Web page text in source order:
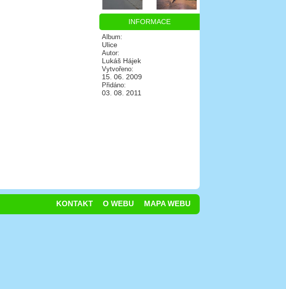
INFORMACE
Album:
Ulice
Autor:
Lukáš Hájek
Vytvořeno:
15. 06. 2009
Přidáno:
03. 08. 2011
MAPA WEBU
O WEBU
KONTAKT